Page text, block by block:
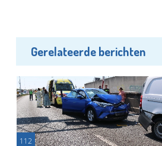
Gerelateerde berichten
112